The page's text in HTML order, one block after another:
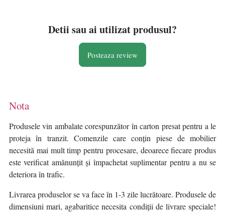
Detii sau ai utilizat produsul?
Posteaza review
Nota
Produsele vin ambalate corespunzător în carton presat pentru a le
proteja în tranzit. Comenzile care conțin piese de mobilier
necesită mai mult timp pentru procesare, deoarece fiecare produs
este verificat amănunțit și împachetat suplimentar pentru a nu se
deteriora în trafic.
Livrarea produselor se va face în 1-3 zile lucrătoare. Produsele de
dimensiuni mari, agabaritice necesita condiții de livrare speciale!